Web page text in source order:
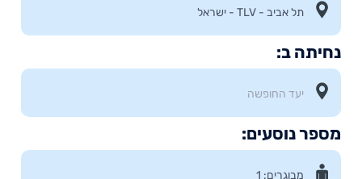
נחיתה ב:
מספר נוסעים: